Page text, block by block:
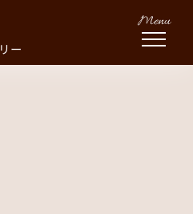
ー
Menu